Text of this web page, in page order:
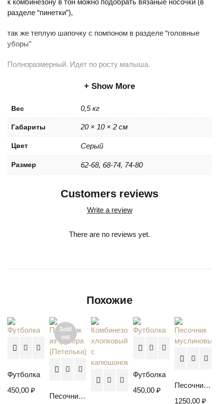
к комбинезону в тон можно подобрать вязаные носочки (в
разделе “пинетки”),
так же теплую шапочку с помпоном в разделе “головные
уборы”
Полноразмерный. Идет по росту малыша.
Show More
Вес 0,5 кг
Габариты 20 × 10 × 2 см
Цвет Серый
Размер 62-68, 68-74, 74-80
Customers reviews
Write a review
There are no reviews yet.
Похожие
Футболка
450,00 ₽
Sold
out
Песочник из футера (Петелька)
Футболка
450,00 ₽
Песочник муслиновый
1250,00₽